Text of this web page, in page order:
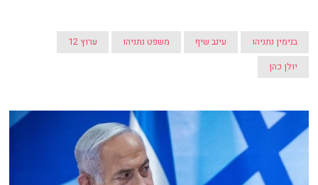
בנימין נתניהו עינב שיף משפט נתניהו
ערוץ 12
יולן כהן